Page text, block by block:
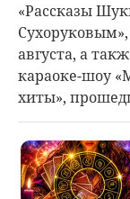
«Рассказы
августа, а
караоке-шоу
хиты»,